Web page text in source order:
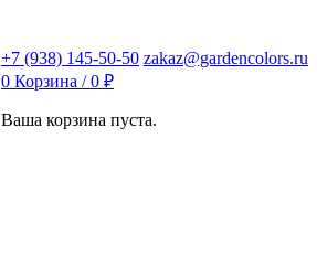
+7 (938) 145-50-50 zakaz@gardencolors.ru
0 Корзина /0 ₽
Ваша корзина пуста.